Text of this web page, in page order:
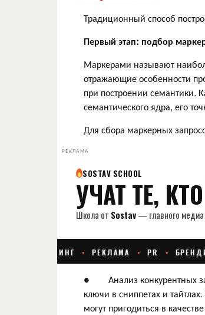
Традиционный способ
Первый этап: подбор
Маркерами называют
отражающие особенности
при построении семантики.
семантического ядра, его
Для сбора маркерных
РЕКЛАМА
● Анализ конкурентных
ключи в сниппетах и
могут пригодиться в